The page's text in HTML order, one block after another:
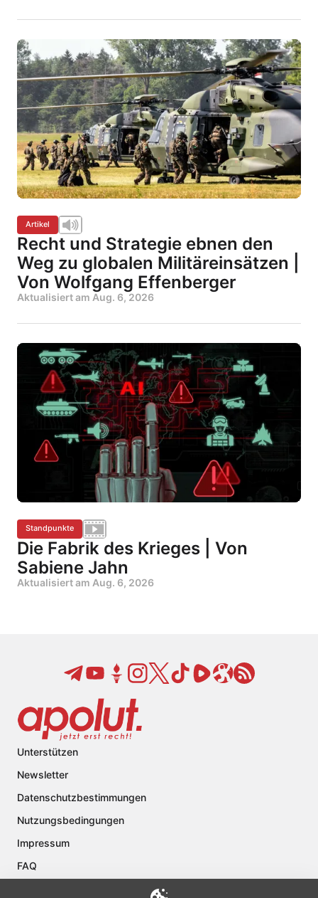
Artikel
Recht und Strategie ebnen den
Weg zu globalen Militäreinsätzen |
Von Wolfgang Effenberger
Aktualisiert am Aug. 6, 2026
Standpunkte
Die Fabrik des Krieges | Von
Sabiene Jahn
Aktualisiert am Aug. 6, 2026
Unterstützen
Newsletter
Datenschutzbestimmungen
Nutzungsbedingungen
Impressum
FAQ